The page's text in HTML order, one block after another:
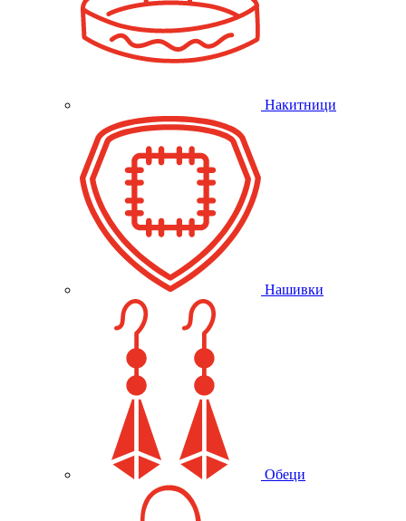
Накитници
Нашивки
Обеци